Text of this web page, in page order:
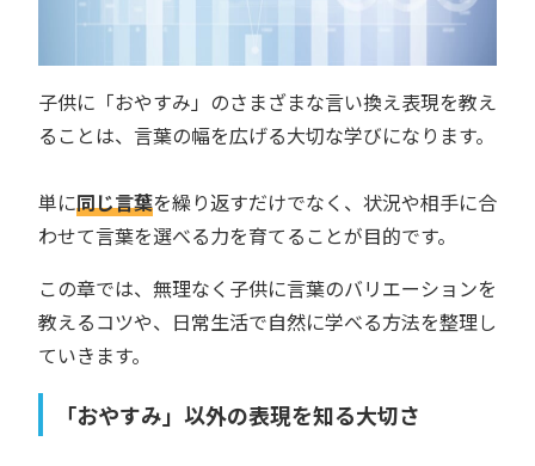
子供に「おやすみ」のさまざまな言い換え表現を教え
ることは、言葉の幅を広げる大切な学びになります。
単に同じ言葉を繰り返すだけでなく、状況や相手に合
わせて言葉を選べる力を育てることが目的です。
この章では、無理なく子供に言葉のバリエーションを
教えるコツや、日常生活で自然に学べる方法を整理し
ていきます。
「おやすみ」以外の表現を知る大切さ